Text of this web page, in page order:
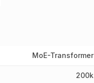
MoE-Transformer
200k